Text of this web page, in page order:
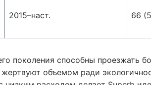
2015–наст. 66
поколения способны проезжать
объемом ради